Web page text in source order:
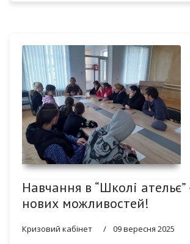
Навчання в “Школі
нових можливостей!
Кризовий кабінет 09 вересня 2025